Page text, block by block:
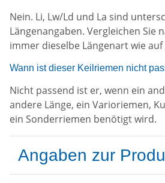
Nein. Li, Lw/Ld und La sind
Längenangaben. Vergleichen Sie
immer dieselbe Längenart wie
Wann ist dieser Keilriemen nicht
Nicht passend ist er, wenn ein
andere Länge, ein Varioriemen,
ein Sonderriemen benötigt wird.
Angaben zur